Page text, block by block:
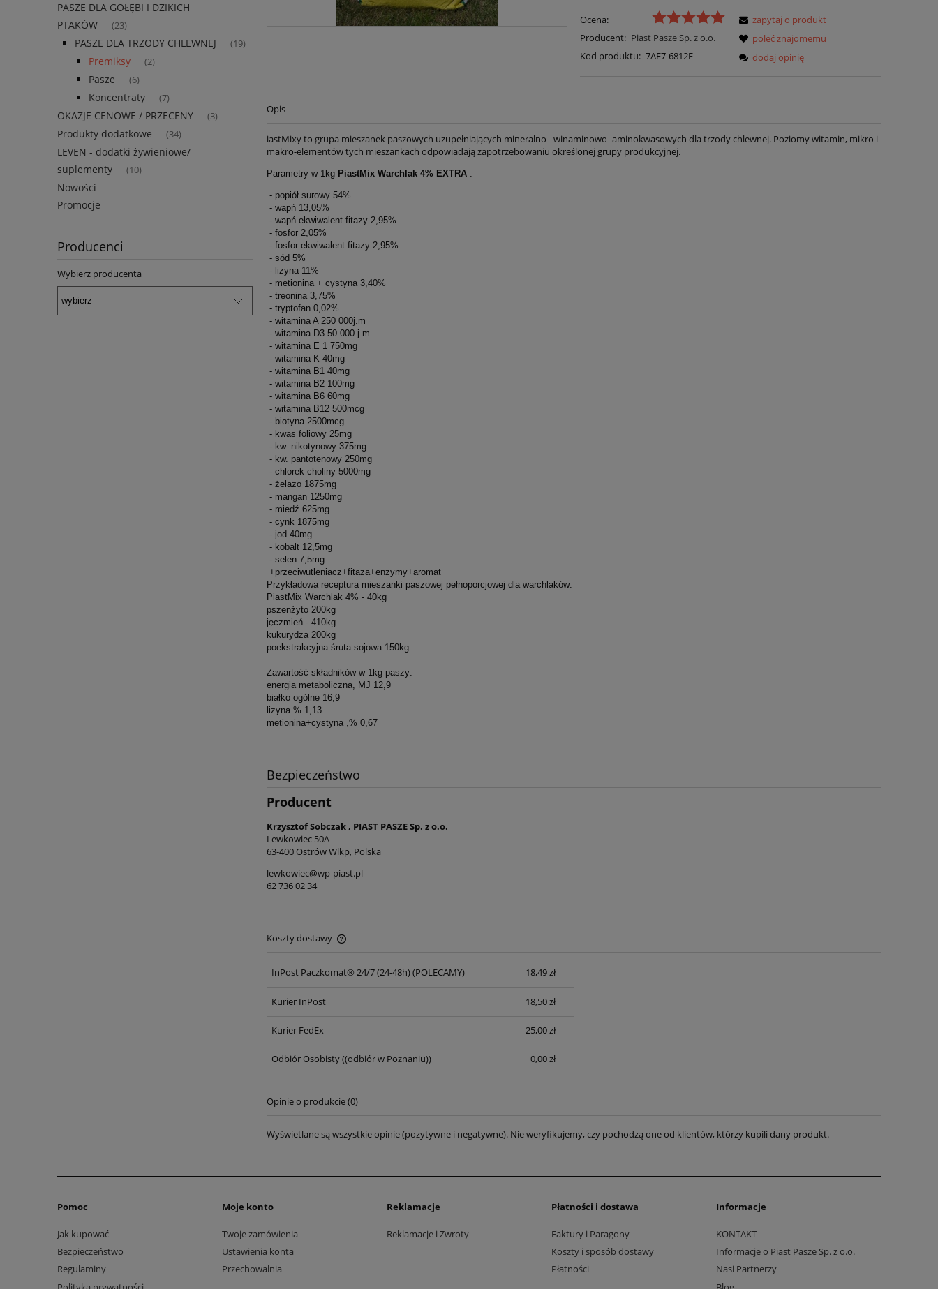
PASZE DLA GOŁĘBI I DZIKICH
PTAKÓW
(23)
PASZE DLA TRZODY CHLEWNEJ (19)
Premiksy (2)
Pasze (6)
Koncentraty (7)
OKAZJE CENOWE / PRZECENY (3)
Produkty dodatkowe (34)
LEVEN - dodatki żywieniowe/
suplementy
(10)
Nowości
Promocje
Producenci
Wybierz producenta
Ocena:
Producent: Piast Pasze Sp. z o.o.
Kod produktu: 7AE7-6812F
zapytaj o produkt
poleć znajomemu
dodaj opinię
Opis
iastMixy to grupa mieszanek paszowych uzupełniających mineralno - winaminowo- aminokwasowych dla trzody chlewnej. Poziomy witamin, mikro i
makro-elementów tych mieszankach odpowiadają zapotrzebowaniu określonej grupy produkcyjnej.
Parametry w 1kg PiastMix Warchlak 4% EXTRA :
- popiół surowy 54%
- wapń 13,05%
- wapń ekwiwalent fitazy 2,95%
- fosfor 2,05%
- fosfor ekwiwalent fitazy 2,95%
- sód 5%
- lizyna 11%
- metionina + cystyna 3,40%
- treonina 3,75%
- tryptofan 0,02%
- witamina A 250 000j.m
- witamina D3 50 000 j.m
- witamina E 1 750mg
- witamina K 40mg
- witamina B1 40mg
- witamina B2 100mg
- witamina B6 60mg
- witamina B12 500mcg
- biotyna 2500mcg
- kwas foliowy 25mg
- kw. nikotynowy 375mg
- kw. pantotenowy 250mg
- chlorek choliny 5000mg
- żelazo 1875mg
- mangan 1250mg
- miedź 625mg
- cynk 1875mg
- jod 40mg
- kobalt 12,5mg
- selen 7,5mg
+przeciwutleniacz+fitaza+enzymy+aromat
Przykładowa receptura mieszanki paszowej pełnoporcjowej dla warchlaków:
PiastMix Warchlak 4% - 40kg
pszenżyto 200kg
jęczmień - 410kg
kukurydza 200kg
poekstrakcyjna śruta sojowa 150kg
Zawartość składników w 1kg paszy:
energia metaboliczna, MJ 12,9
białko ogólne 16,9
lizyna % 1,13
metionina+cystyna ,% 0,67
Bezpieczeństwo
Producent
Krzysztof Sobczak , PIAST PASZE Sp. z o.o.
Lewkowiec 50A
63-400 Ostrów Wlkp, Polska
lewkowiec@wp-piast.pl
62 736 02 34
Koszty dostawy
Cena nie zawiera ewentualnych kosztów
InPost Paczkomat® 24/7 (24-48h)(POLECAMY) 18,49 zł
Kurier InPost 18,50 zł
Kurier FedEx 25,00 zł
Odbiór Osobisty((odbiór w Poznaniu)) 0,00 zł
Opinie o produkcie (0)
Wyświetlane są wszystkie opinie (pozytywne i negatywne). Nie weryfikujemy, czy pochodzą one od klientów, którzy kupili dany produkt.
Pomoc
Jak kupować
Bezpieczeństwo
Regulaminy
Moje konto
Twoje zamówienia
Ustawienia konta
Przechowalnia
Reklamacje
Reklamacje i Zwroty
Płatności i dostawa
Faktury i Paragony
Koszty i sposób dostawy
Płatności
Informacje
KONTAKT
Informacje o Piast Pasze Sp. z o.o.
Nasi Partnerzy